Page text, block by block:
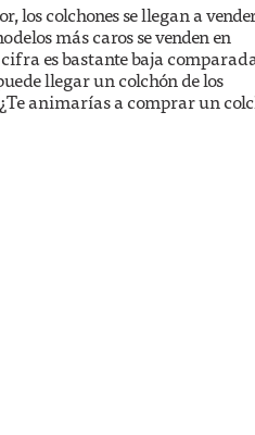
los colchones se llegan a
más caros se venden en
es bastante baja
llegar un colchón de los
animarías a comprar un